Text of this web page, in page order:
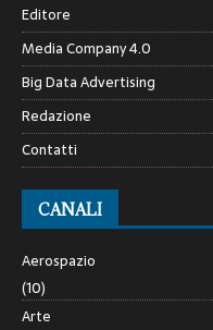
Editore
Media Company 4.0
Big Data Advertising
Redazione
Contatti
CANALI
Aerospazio
(10)
Arte